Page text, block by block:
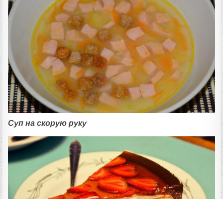
Суп на скорую руку